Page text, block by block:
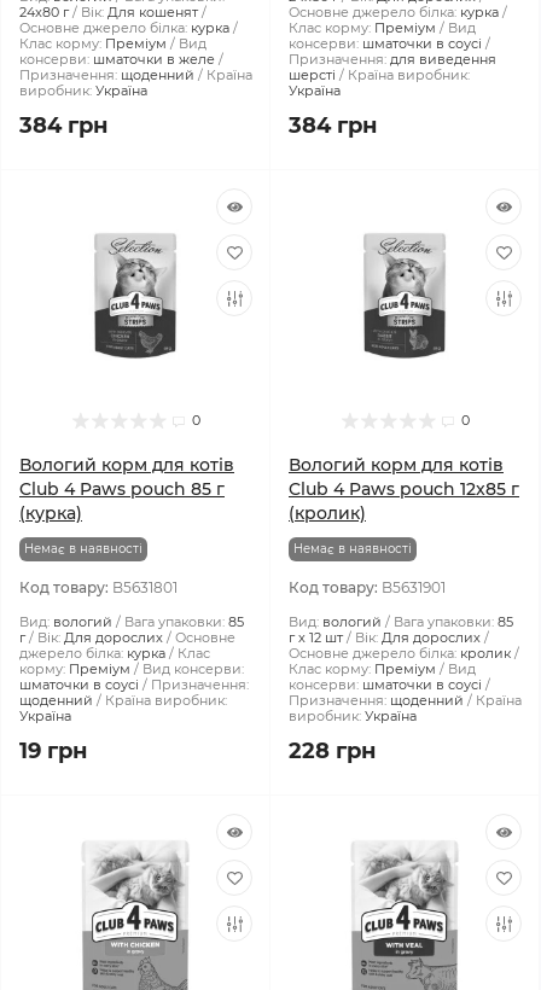
24x80 г
Вік: Для кошенят
Основне джерело білка: курка
Клас корму: Преміум
Вид
консерви: шматочки в желе
Призначення: щоденний
Країна
виробник: Україна
384 грн
Основне джерело білка: курка
Клас корму: Преміум
Вид
консерви: шматочки в соусі
Призначення: для виведення
шерсті
Країна виробник:
Україна
384 грн
0
Вологий корм для котів
Club 4 Paws pouch 85 г
(курка)
Немає в наявності
Код товару: B5631801
Вид: вологий Вага упаковки: 85
г
Вік: Для дорослих
Основне
джерело білка: курка
Клас
корму: Преміум
Вид консерви:
шматочки в соусі
Призначення:
щоденний
Країна виробник:
Україна
19 грн
0
Вологий корм для котів
Club 4 Paws pouch 12x85 г
(кролик)
Немає в наявності
Код товару: B5631901
Вид: вологий Вага упаковки: 85
г х 12 шт
Вік: Для дорослих
Основне джерело білка: кролик
Клас корму: Преміум
Вид
консерви: шматочки в соусі
Призначення: щоденний
Країна
виробник: Україна
228 грн